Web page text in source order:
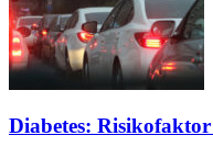
Diabetes: